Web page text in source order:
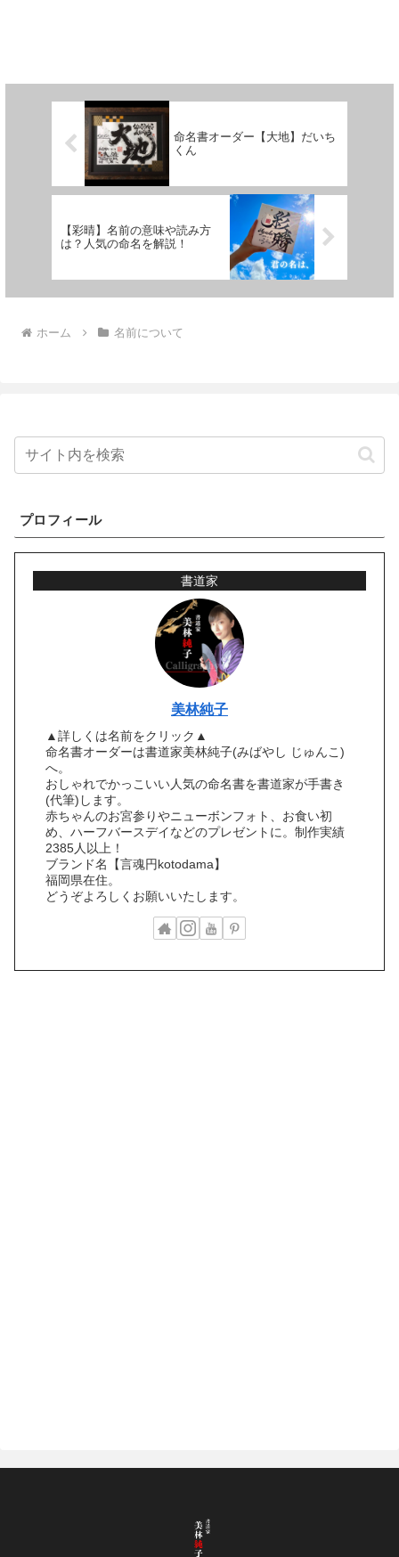
命名書オーダー【大地】だいち
くん
【彩晴】名前の意味や読み方
は？人気の命名を解説！
ホーム 名前について
プロフィール
書道家
美林純子
▲詳しくは名前をクリック▲
命名書オーダーは書道家美林純子(みばやし じゅんこ)
へ。
おしゃれでかっこいい人気の命名書を書道家が手書き
(代筆)します。
赤ちゃんのお宮参りやニューボンフォト、お食い初
め、ハーフバースデイなどのプレゼントに。制作実績
2385人以上！
ブランド名【言魂円kotodama】
福岡県在住。
どうぞよろしくお願いいたします。